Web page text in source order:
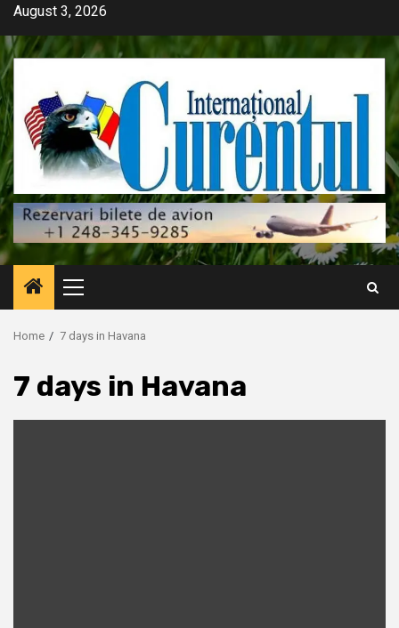
Skip
content
August 3, 2026
Primary
Menu
Home 7 days in Havana
7 days in Havana